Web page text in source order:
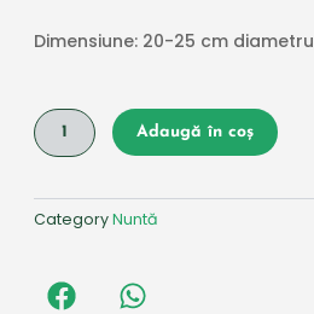
Dimensiune: 20-25 cm diametru
Cantitate
Buchet
cu
trandafiri
bumbac
Adaugă în coș
CategoryNuntă